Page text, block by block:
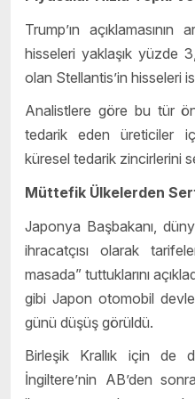
Trump’ın açıklamasının
hisseleri yaklaşık yüzde
olan Stellantis’in hisseleri
Analistlere göre bu tür
tedarik eden üreticiler
küresel tedarik zincirlerini
Müttefik Ülkelerden
Japonya Başbakanı,
ihracatçısı olarak
masada” tuttuklarını
gibi Japon otomobil
günü düşüş görüldü.
Birleşik Krallık için de
İngiltere’nin AB’den